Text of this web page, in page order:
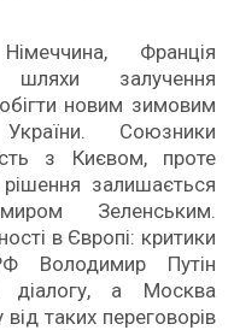
Франція
залучення
новим зимовим
Союзники
з Києвом, проте
залишається
Зеленським.
в Європі: критики
Володимир Путін
а Москва
таких переговорів